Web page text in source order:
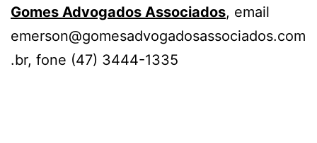
Gomes Advogados Associados, email
emerson@gomesadvogadosassociados.com
.br, fone (47) 3444-1335